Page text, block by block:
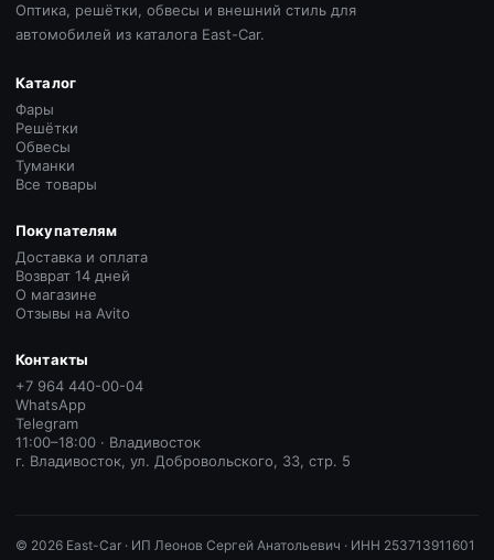
Оптика, решётки, обвесы и внешний стиль для
автомобилей из каталога East-Car.
Каталог
Фары
Решётки
Обвесы
Туманки
Все товары
Покупателям
Доставка и оплата
Возврат 14 дней
О магазине
Отзывы на Avito
Контакты
+7 964 440-00-04
WhatsApp
Telegram
11:00–18:00 · Владивосток
г. Владивосток, ул. Добровольского, 33, стр. 5
© 2026 East-Car · ИП Леонов Сергей Анатольевич · ИНН 253713911601